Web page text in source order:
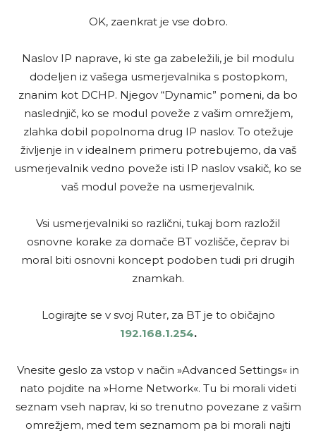
OK, zaenkrat je vse dobro.
Naslov IP naprave, ki ste ga zabeležili, je bil modulu
dodeljen iz vašega usmerjevalnika s postopkom,
znanim kot DCHP. Njegov “Dynamic” pomeni, da bo
naslednjič, ko se modul poveže z vašim omrežjem,
zlahka dobil popolnoma drug IP naslov. To otežuje
življenje in v idealnem primeru potrebujemo, da vaš
usmerjevalnik vedno poveže isti IP naslov vsakič, ko se
vaš modul poveže na usmerjevalnik.
Vsi usmerjevalniki so različni, tukaj bom razložil
osnovne korake za domače BT vozlišče, čeprav bi
moral biti osnovni koncept podoben tudi pri drugih
znamkah.
Logirajte se v svoj Ruter, za BT je to običajno
192.168.1.254.
Vnesite geslo za vstop v način »Advanced Settings« in
nato pojdite na »Home Network«. Tu bi morali videti
seznam vseh naprav, ki so trenutno povezane z vašim
omrežjem, med tem seznamom pa bi morali najti